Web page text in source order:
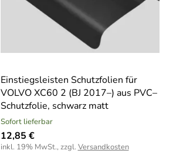
Einstiegsleisten Schutzfolien für
VOLVO XC60 2 (BJ 2017–) aus PVC–
Schutzfolie, schwarz matt
Sofort lieferbar
12,85 €
inkl. 19% MwSt., zzgl. Versandkosten